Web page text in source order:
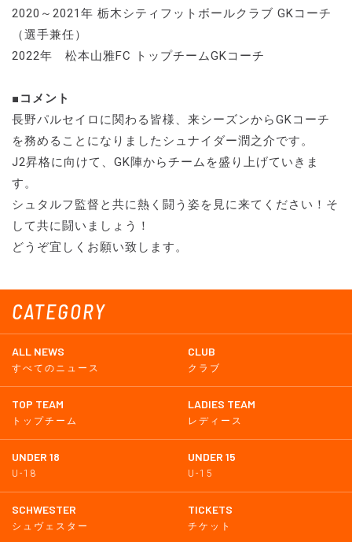
CATEGORY
ALL NEWS
すべてのニュース
CLUB
クラブ
TOP TEAM
トップチーム
LADIES TEAM
レディース
UNDER 18
U-18
UNDER 15
U-15
SCHWESTER
シュヴェスター
TICKETS
チケット
2020～2021年 栃木シティフットボールクラブ GKコーチ
（選手兼任）
2022年 松本山雅FC トップチームGKコーチ
■コメント
長野パルセイロに関わる皆様、来シーズンからGKコーチ
を務めることになりましたシュナイダー潤之介です。
J2昇格に向けて、GK陣からチームを盛り上げていきま
す。
シュタルフ監督と共に熱く闘う姿を見に来てください！そ
して共に闘いましょう！
どうぞ宜しくお願い致します。